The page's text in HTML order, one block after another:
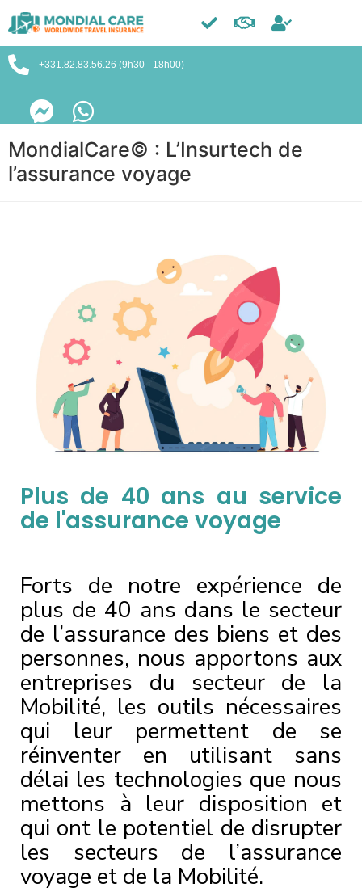
Trustpilot
+331.82.83.56.26 (9h30 - 18h00)
MondialCare© : L’Insurtech de
l’assurance voyage
Plus de 40 ans au service
de l'assurance voyage
Forts de notre expérience de
plus de 40 ans dans le secteur
de l’assurance des biens et des
personnes, nous apportons aux
entreprises du secteur de la
Mobilité, les outils nécessaires
qui leur permettent de se
réinventer en utilisant sans
délai les technologies que nous
mettons à leur disposition et
qui ont le potentiel de disrupter
les secteurs de l’assurance
voyage et de la Mobilité.